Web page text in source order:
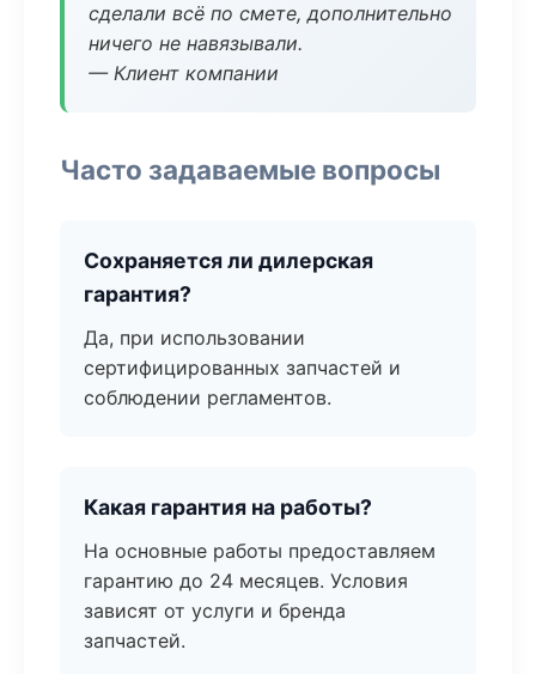
сделали всё по смете, дополнительно
ничего не навязывали.
— Клиент компании
Часто задаваемые вопросы
Сохраняется ли дилерская
гарантия?
Да, при использовании
сертифицированных запчастей и
соблюдении регламентов.
Какая гарантия на работы?
На основные работы предоставляем
гарантию до 24 месяцев. Условия
зависят от услуги и бренда
запчастей.